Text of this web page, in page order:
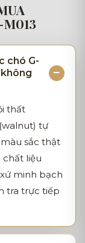
M013
chó G-
thất
tự
sắc thật
chất liệu
minh bạch
tra trực tiếp